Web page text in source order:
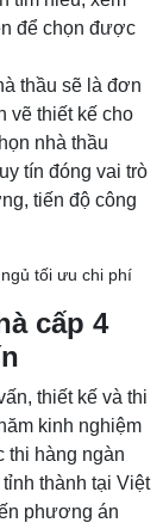
để chọn được
thầu sẽ là đơn
vẽ thiết kế cho
nhà thầu
tín đóng vai trò
tiến độ công
cấp 4
thiết kế và thi
kinh nghiệm
thi hàng ngàn
thành tại Việt
phương án